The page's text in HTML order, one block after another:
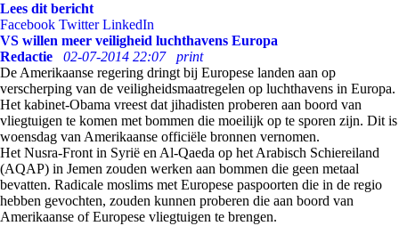
Lees dit bericht
Facebook Twitter LinkedIn
VS willen meer veiligheid luchthavens Europa
Redactie
02-07-2014 22:07
print
De Amerikaanse regering dringt bij Europese landen aan op
verscherping van de veiligheidsmaatregelen op luchthavens in Europa.
Het kabinet-Obama vreest dat jihadisten proberen aan boord van
vliegtuigen te komen met bommen die moeilijk op te sporen zijn. Dit is
woensdag van Amerikaanse officiële bronnen vernomen.
Het Nusra-Front in Syrië en Al-Qaeda op het Arabisch Schiereiland
(AQAP) in Jemen zouden werken aan bommen die geen metaal
bevatten. Radicale moslims met Europese paspoorten die in de regio
hebben gevochten, zouden kunnen proberen die aan boord van
Amerikaanse of Europese vliegtuigen te brengen.